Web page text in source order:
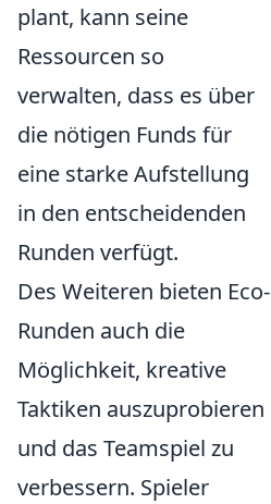
plant, kann seine
Ressourcen so
verwalten, dass es über
die nötigen Funds für
eine starke Aufstellung
in den entscheidenden
Runden verfügt.
Des Weiteren bieten Eco-
Runden auch die
Möglichkeit, kreative
Taktiken auszuprobieren
und das Teamspiel zu
verbessern. Spieler